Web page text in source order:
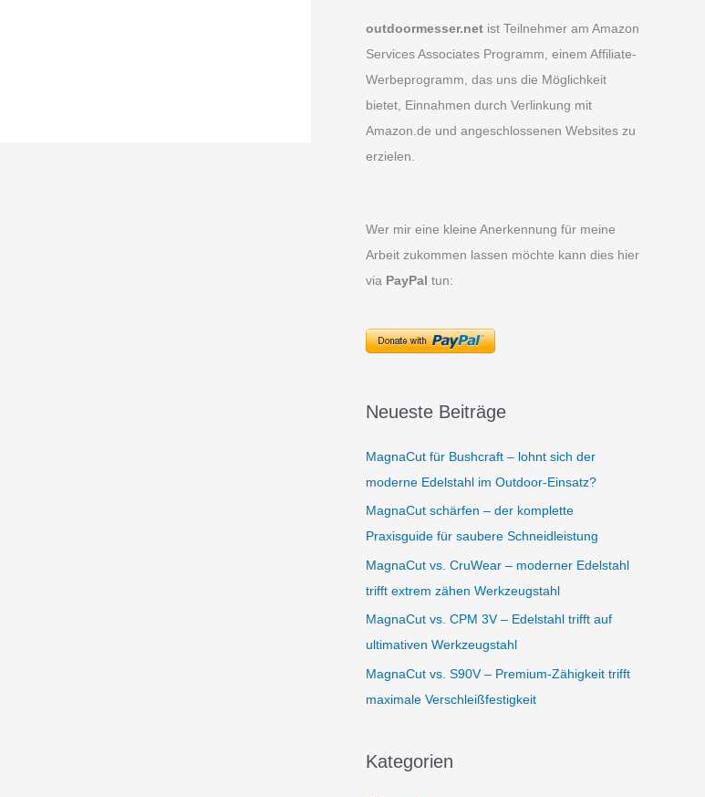
outdoormesser.net ist Teilnehmer am Amazon
Services Associates Programm, einem Affiliate-
Werbeprogramm, das uns die Möglichkeit
bietet, Einnahmen durch Verlinkung mit
Amazon.de und angeschlossenen Websites zu
erzielen.
Wer mir eine kleine Anerkennung für meine
Arbeit zukommen lassen möchte kann dies hier
via PayPal tun:
Neueste Beiträge
MagnaCut für Bushcraft – lohnt sich der
moderne Edelstahl im Outdoor-Einsatz?
MagnaCut schärfen – der komplette
Praxisguide für saubere Schneidleistung
MagnaCut vs. CruWear – moderner Edelstahl
trifft extrem zähen Werkzeugstahl
MagnaCut vs. CPM 3V – Edelstahl trifft auf
ultimativen Werkzeugstahl
MagnaCut vs. S90V – Premium-Zähigkeit trifft
maximale Verschleißfestigkeit
Kategorien